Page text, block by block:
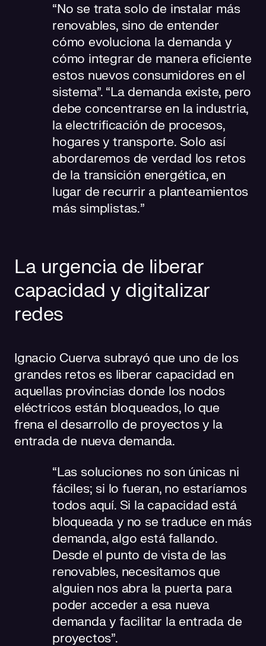
“No se trata solo de instalar más
renovables, sino de entender
cómo evoluciona la demanda y
cómo integrar de manera eficiente
estos nuevos consumidores en el
sistema”. “La demanda existe, pero
debe concentrarse en la industria,
la electrificación de procesos,
hogares y transporte. Solo así
abordaremos de verdad los retos
de la transición energética, en
lugar de recurrir a planteamientos
más simplistas.”
La urgencia de liberar
capacidad y digitalizar
redes
Ignacio Cuerva subrayó que uno de los
grandes retos es liberar capacidad en
aquellas provincias donde los nodos
eléctricos están bloqueados, lo que
frena el desarrollo de proyectos y la
entrada de nueva demanda.
“Las soluciones no son únicas ni
fáciles; si lo fueran, no estaríamos
todos aquí. Si la capacidad está
bloqueada y no se traduce en más
demanda, algo está fallando.
Desde el punto de vista de las
renovables, necesitamos que
alguien nos abra la puerta para
poder acceder a esa nueva
demanda y facilitar la entrada de
proyectos”.